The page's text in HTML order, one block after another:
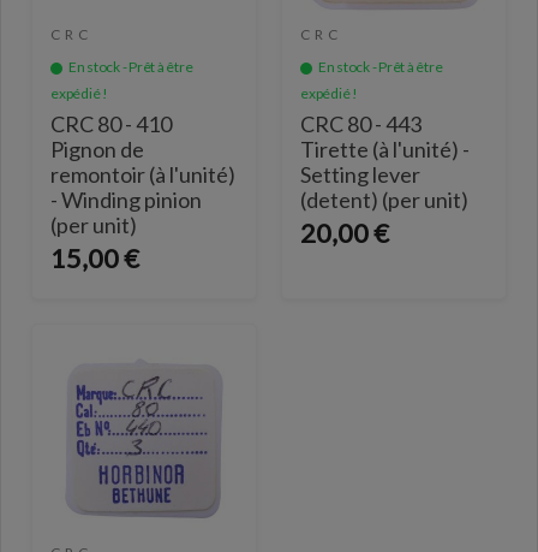
CRC
En stock - Prêt à être
expédié !
CRC 80 - 410
Pignon de
remontoir (à l'unité)
- Winding pinion
(per unit)
15,00 €
CRC
En stock - Prêt à être
expédié !
CRC 80 - 443
Tirette (à l'unité) -
Setting lever
(detent) (per unit)
20,00 €